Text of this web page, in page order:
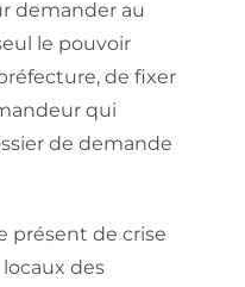
demander au
le pouvoir
de fixer
qui
de demande
présent de crise
locaux des